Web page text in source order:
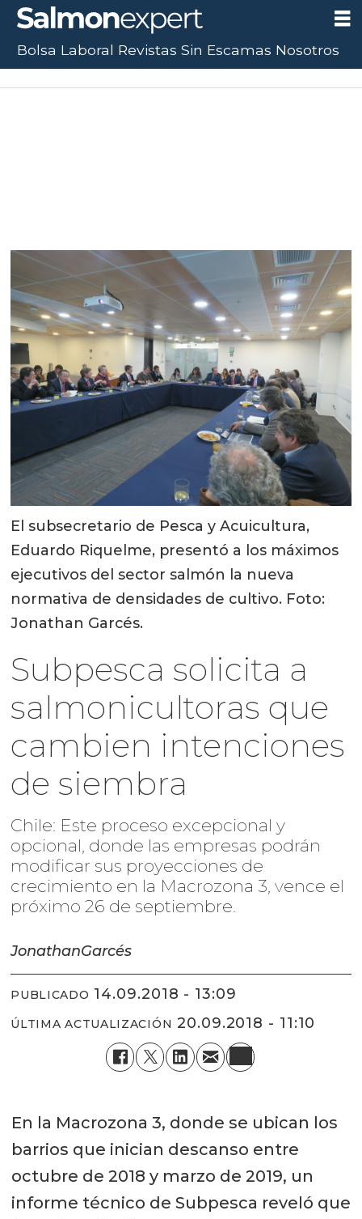
El subsecretario de Pesca y Acuicultura,
Eduardo Riquelme, presentó a los máximos
ejecutivos del sector salmón la nueva
normativa de densidades de cultivo. Foto:
Jonathan Garcés.
Subpesca solicita a
salmonicultoras que
cambien intenciones
de siembra
Chile: Este proceso excepcional y
opcional, donde las empresas podrán
modificar sus proyecciones de
crecimiento en la Macrozona 3, vence el
próximo 26 de septiembre.
JonathanGarcés
PUBLICADO 14.09.2018 - 13:09
ÚLTIMA ACTUALIZACIÓN 20.09.2018 - 11:10
En la Macrozona 3, donde se ubican los
barrios que inician descanso entre
octubre de 2018 y marzo de 2019, un
informe técnico de Subpesca reveló que
Bolsa Laboral Revistas Sin Escamas Nosotros